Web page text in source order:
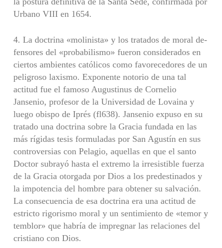
Urbano VIII en 1654.
4. La doctrina «molinista» y los tratados de moral de­
fensores del «probabilismo» fueron considerados en
ciertos ambientes católicos como favorecedores de un
peligroso la­xismo. Exponente notorio de una tal
actitud fue el famoso Augustinus de Cornelio
Jansenio, profesor de la Universi­dad de Lovaina y
luego obispo de Iprés (fl638). Jansenio expuso en su
tratado una doctrina sobre la Gracia fundada en las
más rígidas tesis formuladas por San Agustín en sus
controversias con Pelagio, aquellas en que el santo
Doctor subrayó hasta el extremo la irresistible fuerza
de la Gracia otorgada por Dios a los predestinados y
la impotencia del hombre para obtener su salvación.
La consecuencia de esa doctrina era una actitud de
estricto rigorismo moral y un sentimiento de «temor y
temblor» que habría de impregnar las relaciones del
cristiano con Dios.